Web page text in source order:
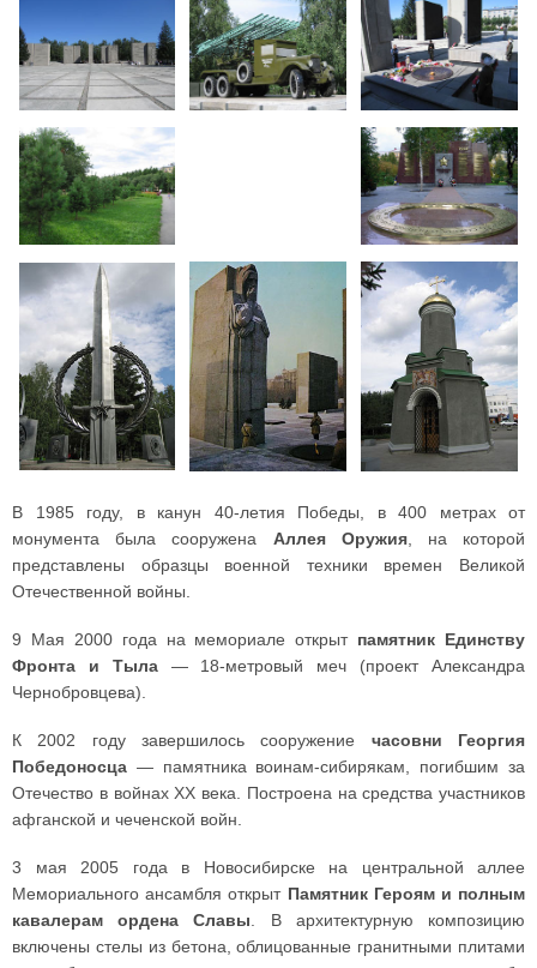
В 1985 году, в канун 40-летия Победы, в 400 метрах от
монумента была сооружена Аллея Оружия, на которой
представлены образцы военной техники времен Великой
Отечественной войны.
9 Мая 2000 года на мемориале открыт памятник Единству
Фронта и Тыла— 18-метровый меч (проект Александра
Чернобровцева).
К 2002 году завершилось сооружение часовни Георгия
Победоносца — памятника воинам-сибирякам, погибшим за
Отечество в войнах ХХ века. Построена на средства участников
афганской и чеченской войн.
3 мая 2005 года в Новосибирске на центральной аллее
Мемориального ансамбля открыт Памятник Героям и полным
кавалерам ордена Славы . В архитектурную композицию
включены стелы из бетона, облицованные гранитными плитами